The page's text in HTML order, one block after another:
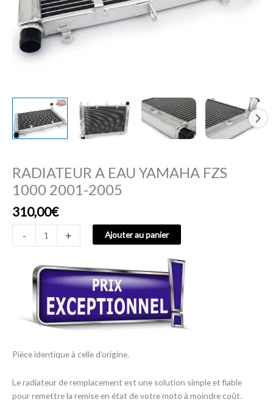
RADIATEUR A EAU YAMAHA FZS
1000 2001-2005
310,00€
- + Ajouter au panier
Pièce identique à celle d’origine.
Le radiateur de remplacement est une solution simple et fiable
pour remettre la remise en état de votre moto à moindre coût.